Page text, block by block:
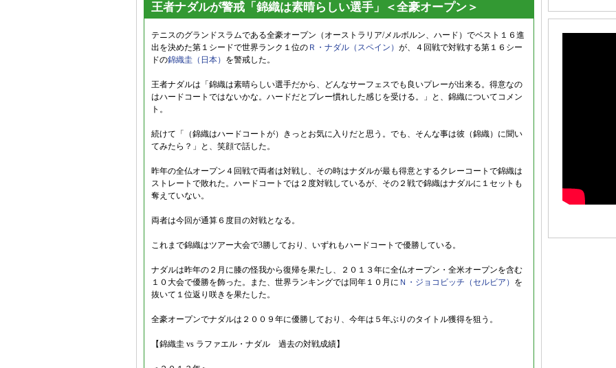
王者ナダルが警戒「錦織は素晴らしい選手」＜全豪オープン＞
テニスのグランドスラムである全豪オープン（オーストラリア/メルボルン、ハード）でベスト１６進
出を決めた第１シードで世界ランク１位の Ｒ・ナダル（スペイン） が、４回戦で対戦する第１６シー
ドの錦織圭（日本） を警戒した。
王者ナダルは「錦織は素晴らしい選手だから、どんなサーフェスでも良いプレーが出来る。得意なの
はハードコートではないかな。ハードだとプレー慣れした感じを受ける。」と、錦織についてコメン
ト。
続けて「（錦織はハードコートが）きっとお気に入りだと思う。でも、そんな事は彼（錦織）に聞い
てみたら？」と、笑顔で話した。
昨年の全仏オープン４回戦で両者は対戦し、その時はナダルが最も得意とするクレーコートで錦織は
ストレートで敗れた。ハードコートでは２度対戦しているが、その２戦で錦織はナダルに１セットも
奪えていない。
両者は今回が通算６度目の対戦となる。
これまで錦織はツアー大会で3勝しており、いずれもハードコートで優勝している。
ナダルは昨年の２月に膝の怪我から復帰を果たし、２０１３年に全仏オープン・全米オープンを含む
１０大会で優勝を飾った。また、世界ランキングでは同年１０月に Ｎ・ジョコビッチ（セルビア） を
抜いて１位返り咲きを果たした。
全豪オープンでナダルは２００９年に優勝しており、今年は５年ぶりのタイトル獲得を狙う。
【錦織圭 vs ラファエル・ナダル 過去の対戦成績】